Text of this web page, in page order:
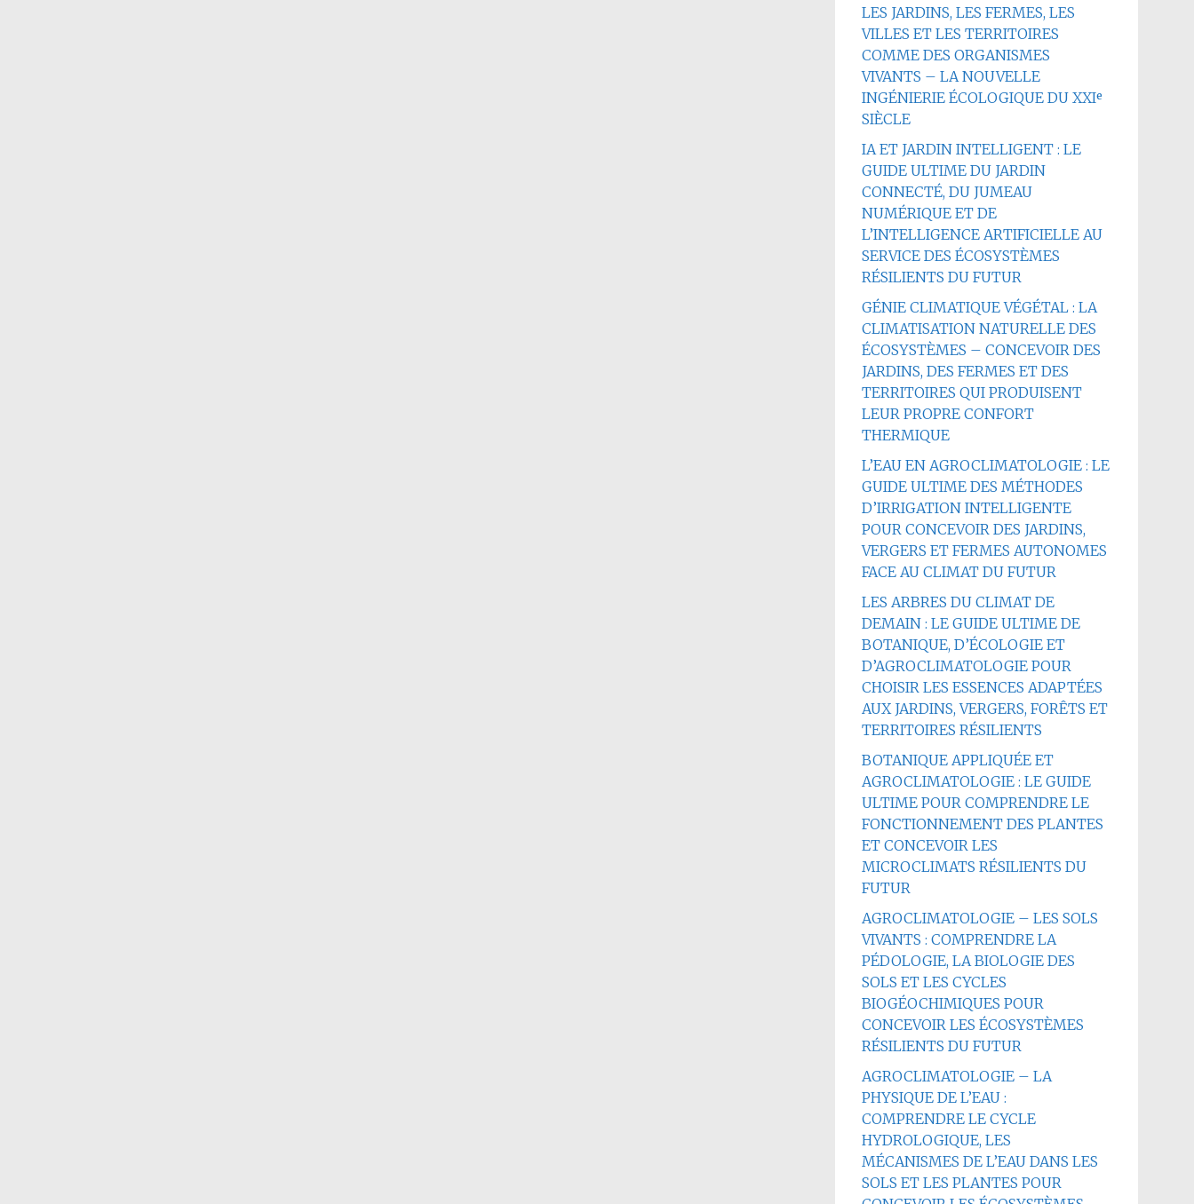
LES JARDINS, LES FERMES, LES
VILLES ET LES TERRITOIRES
COMME DES ORGANISMES
VIVANTS – LA NOUVELLE
INGÉNIERIE ÉCOLOGIQUE DU XXIᵉ
SIÈCLE
IA ET JARDIN INTELLIGENT : LE
GUIDE ULTIME DU JARDIN
CONNECTÉ, DU JUMEAU
NUMÉRIQUE ET DE
L’INTELLIGENCE ARTIFICIELLE AU
SERVICE DES ÉCOSYSTÈMES
RÉSILIENTS DU FUTUR
GÉNIE CLIMATIQUE VÉGÉTAL : LA
CLIMATISATION NATURELLE DES
ÉCOSYSTÈMES – CONCEVOIR DES
JARDINS, DES FERMES ET DES
TERRITOIRES QUI PRODUISENT
LEUR PROPRE CONFORT
THERMIQUE
L’EAU EN AGROCLIMATOLOGIE : LE
GUIDE ULTIME DES MÉTHODES
D’IRRIGATION INTELLIGENTE
POUR CONCEVOIR DES JARDINS,
VERGERS ET FERMES AUTONOMES
FACE AU CLIMAT DU FUTUR
LES ARBRES DU CLIMAT DE
DEMAIN : LE GUIDE ULTIME DE
BOTANIQUE, D’ÉCOLOGIE ET
D’AGROCLIMATOLOGIE POUR
CHOISIR LES ESSENCES ADAPTÉES
AUX JARDINS, VERGERS, FORÊTS ET
TERRITOIRES RÉSILIENTS
BOTANIQUE APPLIQUÉE ET
AGROCLIMATOLOGIE : LE GUIDE
ULTIME POUR COMPRENDRE LE
FONCTIONNEMENT DES PLANTES
ET CONCEVOIR LES
MICROCLIMATS RÉSILIENTS DU
FUTUR
AGROCLIMATOLOGIE – LES SOLS
VIVANTS : COMPRENDRE LA
PÉDOLOGIE, LA BIOLOGIE DES
SOLS ET LES CYCLES
BIOGÉOCHIMIQUES POUR
CONCEVOIR LES ÉCOSYSTÈMES
RÉSILIENTS DU FUTUR
AGROCLIMATOLOGIE – LA
PHYSIQUE DE L’EAU :
COMPRENDRE LE CYCLE
HYDROLOGIQUE, LES
MÉCANISMES DE L’EAU DANS LES
SOLS ET LES PLANTES POUR